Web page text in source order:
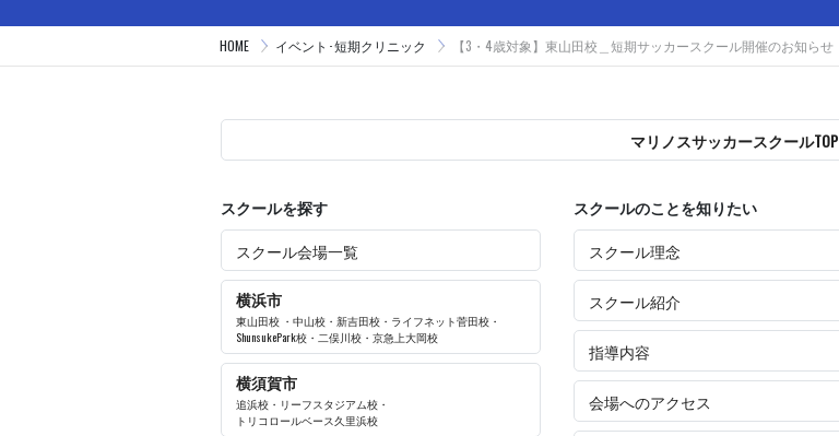
HOME イベント･短期クリニック 【3・4歳対象】東山田校＿短期サッカースクール開催のお知らせ
マリノスサッカースクールTOP
スクールを探す
スクール会場一覧
横浜市
東山田校・ 中山校・ 新吉田校・ ライフネット菅田校・
ShunsukePark校・ 二俣川校・ 京急上大岡校
横須賀市
追浜校・ リーフスタジアム校・
トリコロールベース久里浜校
スクールのことを知りたい
スクール理念
スクール紹介
指導内容
会場へのアクセス